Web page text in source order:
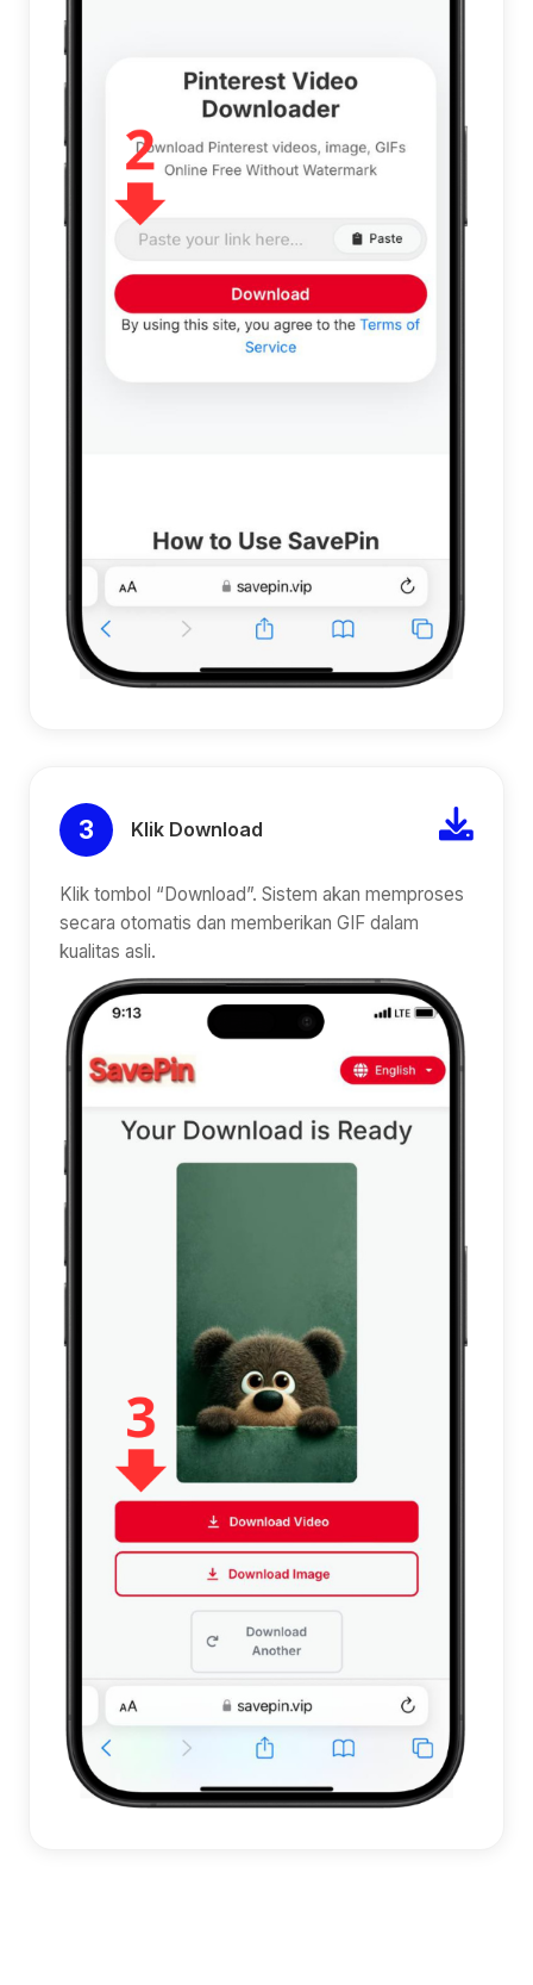
3 Klik Download
Klik tombol “Download”. Sistem akan memproses
secara otomatis dan memberikan GIF dalam
kualitas asli.